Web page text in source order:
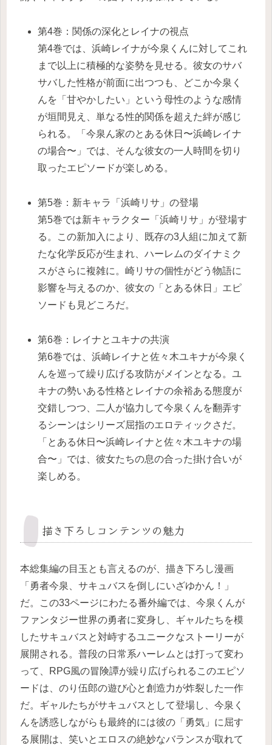
第4巻：関係の深化とレイナの視点
第4巻では、浜崎レイナが今泉くんに対してこれ
まで以上に積極的な姿勢を見せる。彼女のサバ
サバした性格が前面に出つつも、どこか今泉く
んを「甘やかしたい」という母性のような感情
が垣間見え、単なる性的関係を超えた絆が感じ
られる。「今泉ん家のとある休日〜浜崎レイナ
の場合〜」では、そんな彼女の一人時間を切り
取ったエピソードが楽しめる。
第5巻：新キャラ「浜崎リサ」の登場
第5巻では新キャラクター「浜崎リサ」が登場す
る。この新加入により、既存の3人組に加えて新
たな化学反応が生まれ、ハーレムのダイナミク
スがさらに複雑に。崎リサの個性がどう物語に
影響を与えるのか、彼女の「とある休日」エピ
ソードも見どころだ。
第6巻：レイナとユキナの共演
第6巻では、浜崎レイナと佐々木ユキナが今泉く
んを巡って繰り広げる攻防がメインとなる。ユ
キナの勢いある性格とレイナの余裕ある態度が
交錯しつつ、二人が協力して今泉くんを翻弄す
るシーンはシリーズ屈指のエロティックさだ。
「とある休日〜浜崎レイナと佐々木ユキナの場
合〜」では、彼女たちの息の合った掛け合いが
楽しめる。
描き下ろしコンテンツの魅力
本総集編の目玉とも言えるのが、描き下ろし漫画
「勇者今泉、サキュバスを倒しにいざゆかん！」
だ。この33ページにわたる番外編では、今泉くんが
ファンタジー世界の勇者に変身し、ギャルたちを模
したサキュバスと対峙するユニークなストーリーが
展開される。普段の日常系ハーレムとは打って変わ
って、RPG風の冒険譚が繰り広げられるこのエピソ
ードは、のり伍郎の遊び心と創造力が炸裂した一作
だ。ギャルたちがサキュバスとして登場し、今泉く
んを誘惑しながらも最終的には彼の「勇気」に屈す
る展開は、笑いとエロスの絶妙なバランスが取れて